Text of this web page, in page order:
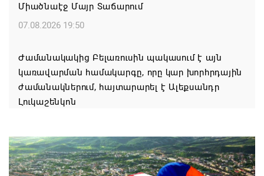
Միածնաէջ Մայր Տաճարում
07.08.2026 19:50
Ժամանակակից Բելառուսին պակասում է այն
կառավարման համակարգը, որը կար խորհրդային
ժամանակներում, հայտարարել է Ալեքսանդր
Լուկաշենկոն
ՀՀ ԱԱԾ սահմանապահ զորքերի
պատվիրակությունն այցելել է Լիտվայի